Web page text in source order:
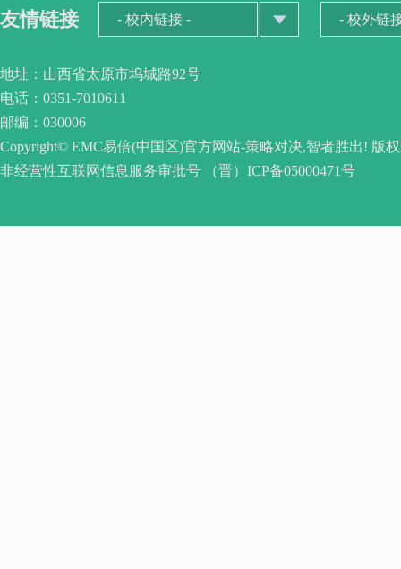
友情链接
地址：山西省太原市坞城路92号
电话：0351-7010611
邮编：030006
Copyright© EMC易倍(中国区)官方网站-策略对决,智者胜出! 版
非经营性互联网信息服务审批号 （晋）ICP备05000471号